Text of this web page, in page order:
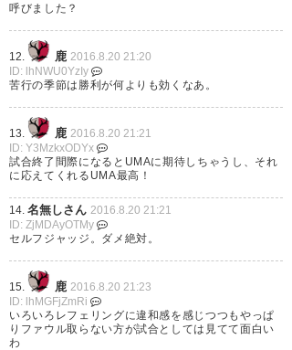
銚子出身者として鈴木ゆうまの
活躍はうれしい #antlers
— hiro (shionz03)2016, 8月 20
優磨のゴールシーン、ハンドだ
ろうけど、副審も高山主審見ち
ゃったんだろね。誰も見てなき
ゃファールにならない。
#antlers
呼びました？
12. 鹿 2016.8.20 21:20
ID: lhNWU0YzIy
苦行の季節は勝利が何よりも効くなあ。
13. 鹿 2016.8.20 21:21
ID: Y3MzkxODYx
試合終了間際になるとUMAに期待しちゃうし、それ
に応えてくれるUMA最高！
14. 名無しさん 2016.8.20 21:21
ID: ZjMDAyOTMy
セルフジャッジ。ダメ絶対。
15. 鹿 2016.8.20 21:23
ID: lhMGFjZmRi
いろいろレフェリングに違和感を感じつつもやっぱ
りファウル取らない方が試合としては見てて面白い
わ